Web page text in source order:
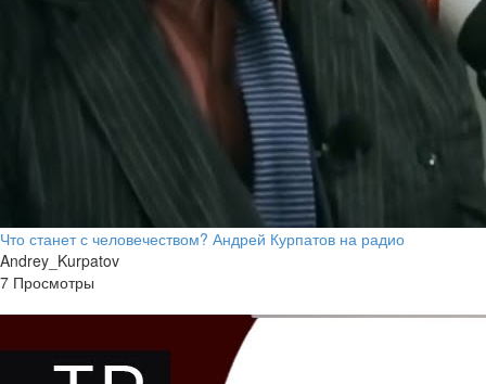
Что станет с человечеством? Андрей Курпатов на радио
Andrey_Kurpatov
7 Просмотры